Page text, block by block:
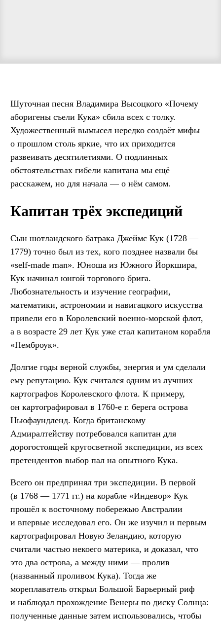
Шуточная песня Владимира Высоцкого «Почему
аборигены съели Кука» сбила всех с толку.
Художественный вымысел нередко создаёт мифы
о прошлом столь яркие, что их приходится
развеивать десятилетиями. О подлинных
обстоятельствах гибели капитана мы ещё
расскажем, но для начала — о нём самом.
Капитан трёх экспедиций
Сын шотландского батрака Джеймс Кук (1728 —
1779) точно был из тех, кого позднее назвали бы
«self-made man». Юноша из Южного Йоркшира,
Кук начинал юнгой торгового брига.
Любознательность и изучение географии,
математики, астрономии и навигацкого искусства
привели его в Королевский военно-морской флот,
а в возрасте 29 лет Кук уже стал капитаном корабля
«Пемброук».
Долгие годы верной службы, энергия и ум сделали
ему репутацию. Кук считался одним из лучших
картографов Королевского флота. К примеру,
он картографировал в 1760-е г. берега острова
Ньюфаундленд. Когда британскому
Адмиралтейству потребовался капитан для
дорогостоящей кругосветной экспедиции, из всех
претендентов выбор пал на опытного Кука.
Всего он предпринял три экспедиции. В первой
(в 1768 — 1771 гг.) на корабле «Индевор» Кук
прошёл к восточному побережью Австралии
и впервые исследовал его. Он же изучил и первым
картографировал Новую Зеландию, которую
считали частью некоего материка, и доказал, что
это два острова, а между ними — пролив
(названный проливом Кука). Тогда же
мореплаватель открыл Большой Барьерный риф
и наблюдал прохождение Венеры по диску Солнца:
полученные данные затем использовались, чтобы